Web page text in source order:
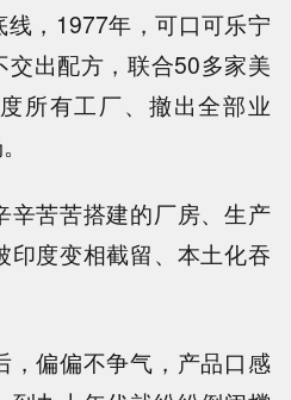
，1977年，可口可乐宁
出配方，联合50多家美
所有工厂、撤出全部业
辛苦苦搭建的厂房、生产
印度变相截留、本土化吞
，偏偏不争气，产品口感